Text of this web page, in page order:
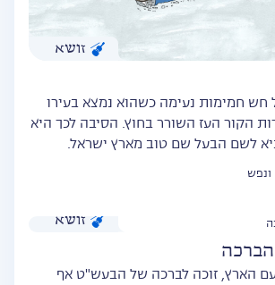
זושא
חש חמימות נעימה כשהוא נמצא בעירו
הקור העז השורר בחוץ. הסיבה לכך היא
לשם הבעל שם טוב מארץ ישראל.
ונפש
זושא
הארץ, זוכה לברכה של הבעש"ט אף